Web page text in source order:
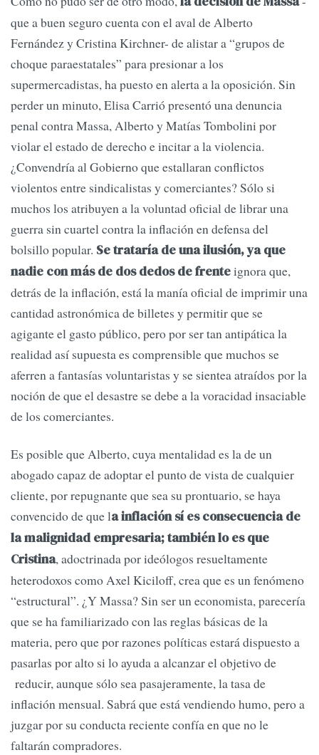
que a buen seguro cuenta con el aval de Alberto
Fernández y Cristina Kirchner- de alistar a “grupos de
choque paraestatales” para presionar a los
supermercadistas, ha puesto en alerta a la oposición. Sin
perder un minuto, Elisa Carrió presentó una denuncia
penal contra Massa, Alberto y Matías Tombolini por
violar el estado de derecho e incitar a la violencia.
¿Convendría al Gobierno que estallaran conflictos
violentos entre sindicalistas y comerciantes? Sólo si
muchos los atribuyen a la voluntad oficial de librar una
guerra sin cuartel contra la inflación en defensa del
bolsillo popular. Se trataría de una ilusión, ya que
nadie con más de dos dedos de frenteignora que,
detrás de la inflación, está la manía oficial de imprimir una
cantidad astronómica de billetes y permitir que se
agigante el gasto público, pero por ser tan antipática la
realidad así supuesta es comprensible que muchos se
aferren a fantasías voluntaristas y se sientea atraídos por la
noción de que el desastre se debe a la voracidad insaciable
de los comerciantes.
Es posible que Alberto, cuya mentalidad es la de un
abogado capaz de adoptar el punto de vista de cualquier
cliente, por repugnante que sea su prontuario, se haya
convencido de que la inflación sí es consecuencia de
la malignidad empresaria; también lo es que
Cristina, adoctrinada por ideólogos resueltamente
heterodoxos como Axel Kiciloff, crea que es un fenómeno
“estructural”. ¿Y Massa? Sin ser un economista, parecería
que se ha familiarizado con las reglas básicas de la
materia, pero que por razones políticas estará dispuesto a
pasarlas por alto si lo ayuda a alcanzar el objetivo de
reducir, aunque sólo sea pasajeramente, la tasa de
inflación mensual. Sabrá que está vendiendo humo, pero a
juzgar por su conducta reciente confía en que no le
faltarán compradores.